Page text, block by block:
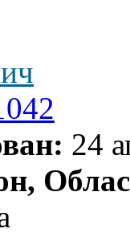
24